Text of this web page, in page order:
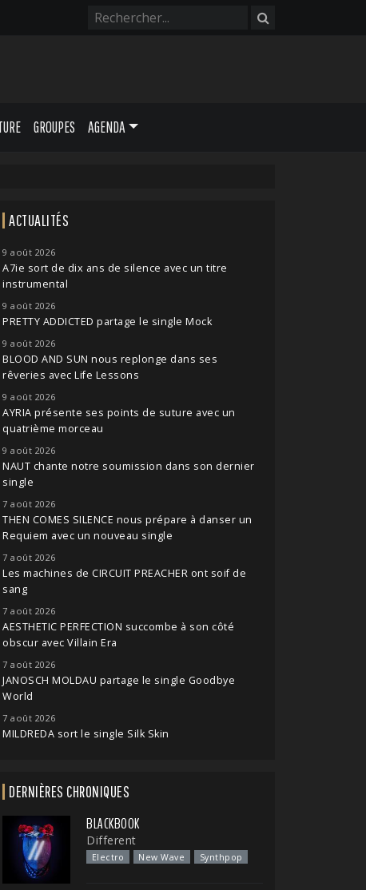
GROUPES AGENDA
ACTUALITÉS
9 août 2026
A7ie sort de dix ans de silence avec un titre
instrumental
9 août 2026
PRETTY ADDICTED partage le single Mock
9 août 2026
BLOOD AND SUN nous replonge dans ses
rêveries avec Life Lessons
9 août 2026
AYRIA présente ses points de suture avec un
quatrième morceau
9 août 2026
NAUT chante notre soumission dans son dernier
single
7 août 2026
THEN COMES SILENCE nous prépare à danser un
Requiem avec un nouveau single
7 août 2026
Les machines de CIRCUIT PREACHER ont soif de
sang
7 août 2026
AESTHETIC PERFECTION succombe à son côté
obscur avec Villain Era
7 août 2026
JANOSCH MOLDAU partage le single Goodbye
World
7 août 2026
MILDREDA sort le single Silk Skin
DERNIÈRES CHRONIQUES
BLACKBOOK
Different
Electro New Wave Synthpop